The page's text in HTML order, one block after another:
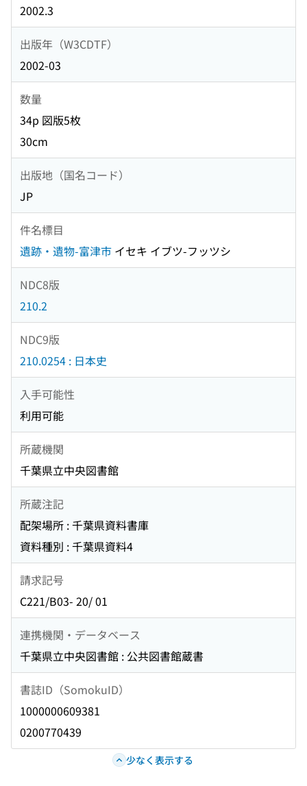
2002.3
出版年（W3CDTF）
2002-03
数量
34p 図版5枚
30cm
出版地（国名コード）
JP
件名標目
遺跡・遺物-富津市 イセキ イブツ-フッツシ
NDC8版
210.2
NDC9版
210.0254 : 日本史
入手可能性
利用可能
所蔵機関
千葉県立中央図書館
所蔵注記
配架場所 : 千葉県資料書庫
資料種別 : 千葉県資料4
請求記号
C221/B03- 20/ 01
連携機関・データベース
千葉県立中央図書館 : 公共図書館蔵書
書誌ID（SomokuID）
1000000609381
0200770439
少なく表示する